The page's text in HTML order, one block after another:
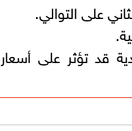
على التوالي.
قد تؤثر على أسعار